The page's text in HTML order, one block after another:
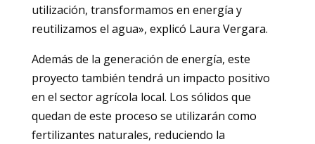
utilización, transformamos en energía y
reutilizamos el agua», explicó Laura Vergara.
Además de la generación de energía, este
proyecto también tendrá un impacto positivo
en el sector agrícola local. Los sólidos que
quedan de este proceso se utilizarán como
fertilizantes naturales, reduciendo la